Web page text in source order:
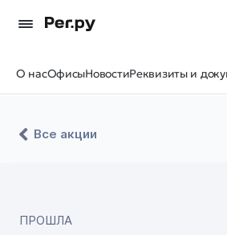
О насОфисыНовостиРеквизиты и
Все акции
ПРОШЛА